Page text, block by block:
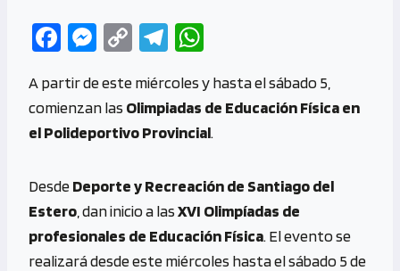
Fa
b
o
k
M
se
n
er
C
py
Li
k
Te
gr
a
at
s
p
p
A partir de este miércoles y hasta el sábado 5,
comienzan las Olimpiadas de Educación Física en
el Polideportivo Provincial.
DesdeDeporte y Recreación de Santiago del
Estero , dan inicio a lasXVI Olimpíadas de
profesionales de Educación Física. El evento se
realizará desde este miércoles hasta el sábado 5 de